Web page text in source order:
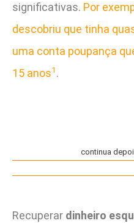
significativas. Por
descobriu que tinha
uma conta poupança
15 anos1 .
continua
Recuperar dinheiro